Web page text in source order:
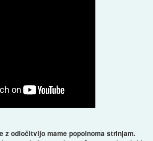
z odločitvijo mame popolnoma strinjam.